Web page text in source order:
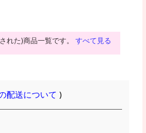
れた)商品一覧です。 すべて見る
配送について )